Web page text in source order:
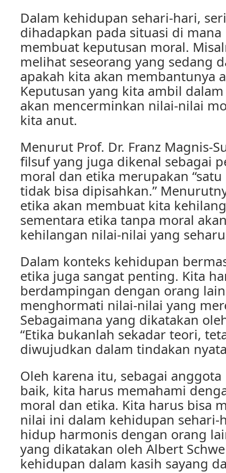
Dalam kehidupan sehari-hari,
dihadapkan pada situasi di
membuat keputusan moral.
melihat seseorang yang sedang
apakah kita akan membantunya
Keputusan yang kita ambil
akan mencerminkan nilai-nilai
kita anut.
Menurut Prof. Dr. Franz Magnis-
filsuf yang juga dikenal sebagai
moral dan etika merupakan
tidak bisa dipisahkan.”
etika akan membuat kita
sementara etika tanpa moral
kehilangan nilai-nilai yang
Dalam konteks kehidupan
etika juga sangat penting. Kita
berdampingan dengan orang
menghormati nilai-nilai yang
Sebagaimana yang dikatakan
“Etika bukanlah sekadar teori,
diwujudkan dalam tindakan
Oleh karena itu, sebagai
baik, kita harus memahami
moral dan etika. Kita harus bisa
nilai ini dalam kehidupan sehari-
hidup harmonis dengan orang
yang dikatakan oleh Albert
kehidupan dalam kasih sayang